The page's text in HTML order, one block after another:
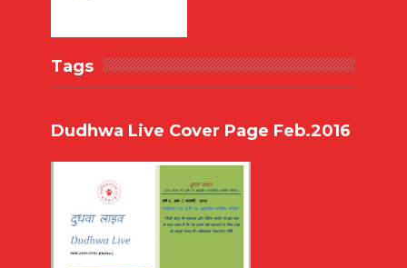
Tags
Dudhwa Live Cover Page Feb.2016